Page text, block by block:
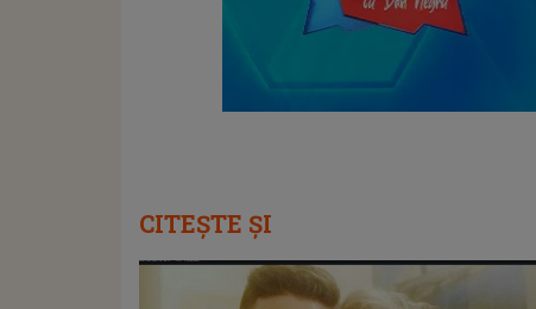
CITEȘTE ȘI